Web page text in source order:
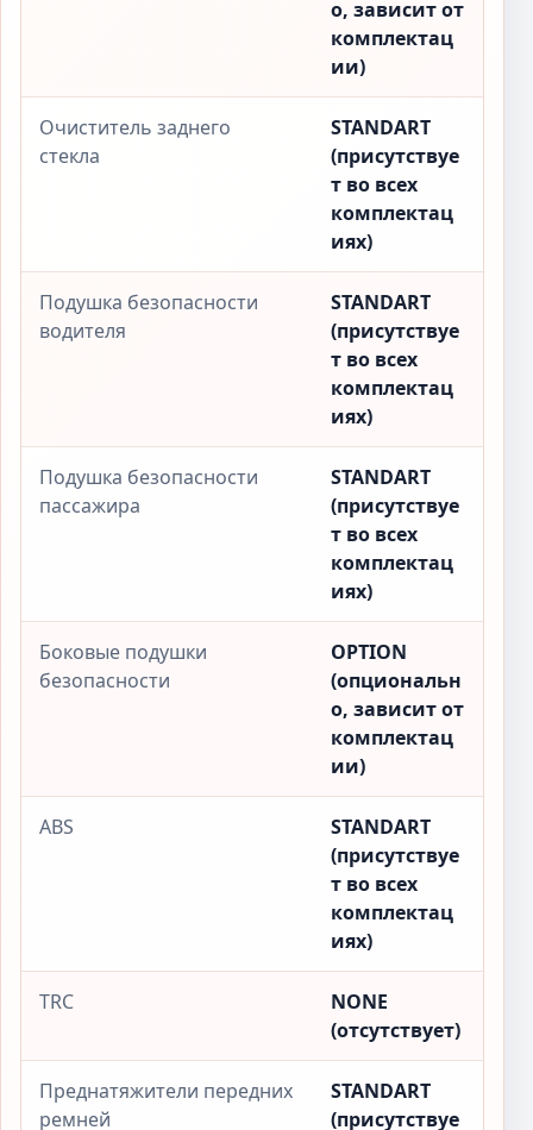
о, зависит от
комплектац
ии)
Очиститель заднего
стекла
STANDART
(присутствуе
т во всех
комплектац
иях)
Подушка безопасности
водителя
STANDART
(присутствуе
т во всех
комплектац
иях)
Подушка безопасности
пассажира
STANDART
(присутствуе
т во всех
комплектац
иях)
Боковые подушки
безопасности
OPTION
(опциональн
о, зависит от
комплектац
ии)
ABS
STANDART
(присутствуе
т во всех
комплектац
иях)
TRC
NONE
(отсутствует)
Преднатяжители передних
ремней
STANDART
(присутствуе